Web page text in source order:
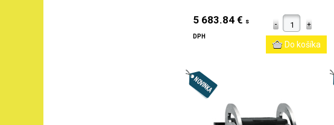
5 683.84 € s
DPH